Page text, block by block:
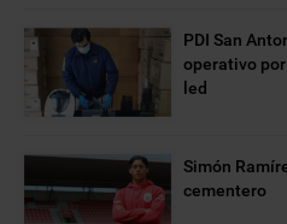
PDI San
operativo
led
Simón
cementero